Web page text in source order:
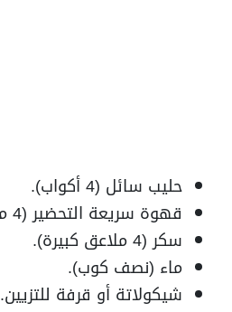
حليب سائل (4 أكواب).
قهوة سريعة التحضير (4 ملاعق كبيرة).
سكر (4 ملاعق كبيرة).
ماء (نصف كوب).
شيكولاتة أو قرفة للتزيين.